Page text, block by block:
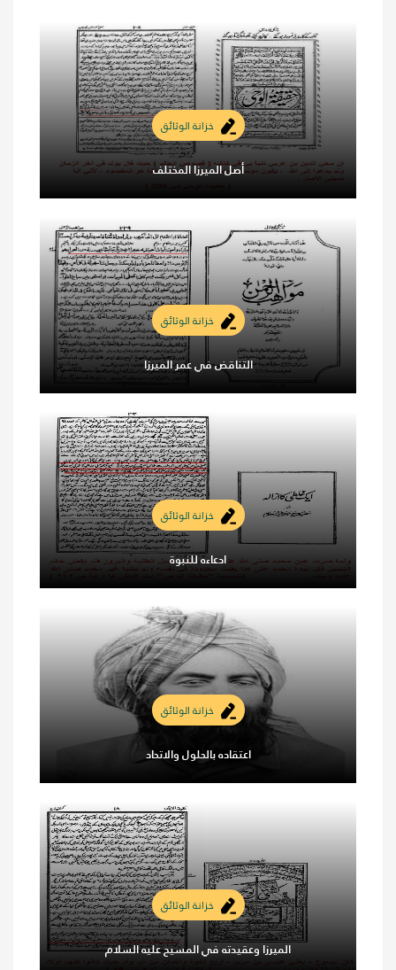
خزانة الوثائق
أصل الميرزا المختلف
خزانة الوثائق
التناقض في عمر الميرزا
خزانة الوثائق
ادعاءه للنبوة
خزانة الوثائق
اعتقاده بالحلول والاتحاد
خزانة الوثائق
الميرزا وعقيدته في المسيح عليه السلام